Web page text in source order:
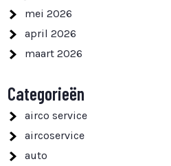
mei 2026
april 2026
maart 2026
Categorieën
airco service
aircoservice
auto